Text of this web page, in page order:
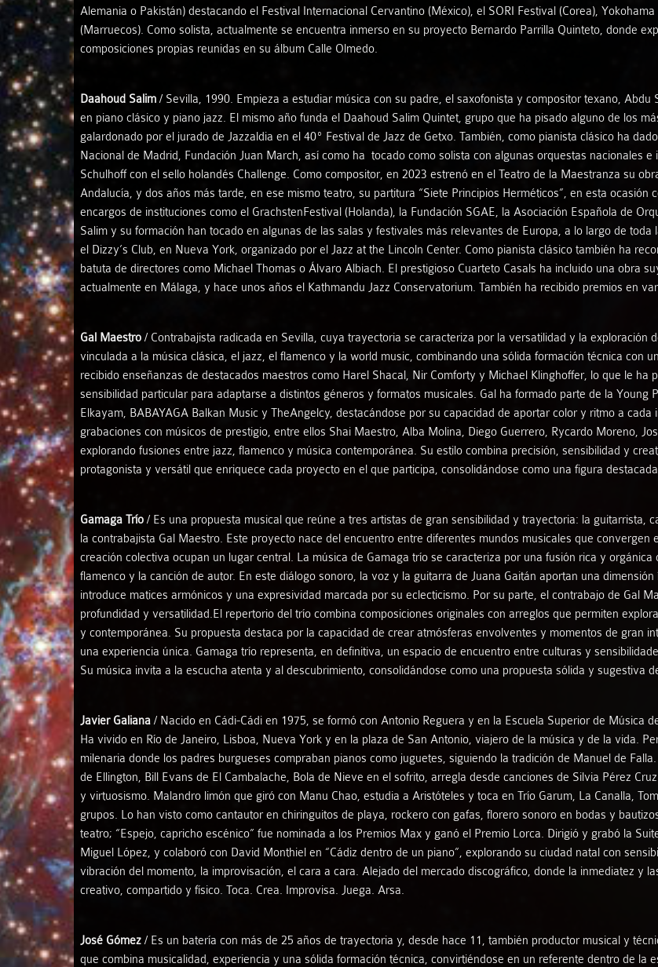
Gamaga Trío
Inés Alonso - Ariel Abramovich
Jesús Pineda
Kid Carlos Trío
Lluís Coloma
Luis González Garrido - Orlando Bass
Manu Brazo - Rosa Gavare
Manuel Imán
Mariví Blasco - Álex Pernas
Natalia Labourdette - José Antonio Domené
Pájaro Guitar Duo
Paula Ramírez - Manuel Navarro
Rafael Ruibérriz - Alberto Trujillo - Rafael Arjona
Rusted
Sephardica
Stolen Notes
Alemania o Pakistán) destacando el Festival Internacional Cervantino (México), el SORI Festival (Corea),
(Marruecos). Como solista, actualmente se encuentra inmerso en su proyecto Bernardo Parrilla Quinteto, donde
composiciones propias reunidas en su álbum Calle Olmedo.
Daahoud Salim / Sevilla, 1990. Empieza a estudiar música con su padre, el saxofonista y compositor texano,
en piano clásico y piano jazz. El mismo año funda el Daahoud Salim Quintet, grupo que ha pisado alguno de los
galardonado por el jurado de Jazzaldia en el 40º Festival de Jazz de Getxo. También, como pianista clásico ha
Nacional de Madrid, Fundación Juan March, así como ha tocado como solista con algunas orquestas nacionales
Schulhoff con el sello holandés Challenge. Como compositor, en 2023 estrenó en el Teatro de la Maestranza su
Andalucía, y dos años más tarde, en ese mismo teatro, su partitura “Siete Principios Herméticos”, en esta ocasión
encargos de instituciones como el GrachstenFestival (Holanda), la Fundación SGAE, la Asociación Española de
Salim y su formación han tocado en algunas de las salas y festivales más relevantes de Europa, a lo largo de
el Dizzy’s Club, en Nueva York, organizado por el Jazz at the Lincoln Center. Como pianista clásico también ha
batuta de directores como Michael Thomas o Álvaro Albiach. El prestigioso Cuarteto Casals ha incluido una obra
actualmente en Málaga, y hace unos años el Kathmandu Jazz Conservatorium. También ha recibido premios en
Gal Maestro / Contrabajista radicada en Sevilla, cuya trayectoria se caracteriza por la versatilidad y la exploración
vinculada a la música clásica, el jazz, el flamenco y la world music, combinando una sólida formación técnica con
recibido enseñanzas de destacados maestros como Harel Shacal, Nir Comforty y Michael Klinghoffer, lo que le
sensibilidad particular para adaptarse a distintos géneros y formatos musicales. Gal ha formado parte de la
Elkayam, BABAYAGA Balkan Music y TheAngelcy, destacándose por su capacidad de aportar color y ritmo a
grabaciones con músicos de prestigio, entre ellos Shai Maestro, Alba Molina, Diego Guerrero, Rycardo Moreno,
explorando fusiones entre jazz, flamenco y música contemporánea. Su estilo combina precisión, sensibilidad y
protagonista y versátil que enriquece cada proyecto en el que participa, consolidándose como una figura
Gamaga Trío / Es una propuesta musical que reúne a tres artistas de gran sensibilidad y trayectoria: la guitarrista,
la contrabajista Gal Maestro. Este proyecto nace del encuentro entre diferentes mundos musicales que
creación colectiva ocupan un lugar central. La música de Gamaga trío se caracteriza por una fusión rica y
flamenco y la canción de autor. En este diálogo sonoro, la voz y la guitarra de Juana Gaitán aportan una
introduce matices armónicos y una expresividad marcada por su eclecticismo. Por su parte, el contrabajo de Gal
profundidad y versatilidad.El repertorio del trío combina composiciones originales con arreglos que permiten
y contemporánea. Su propuesta destaca por la capacidad de crear atmósferas envolventes y momentos de gran
una experiencia única. Gamaga trío representa, en definitiva, un espacio de encuentro entre culturas y
Su música invita a la escucha atenta y al descubrimiento, consolidándose como una propuesta sólida y sugestiva
Javier Galiana / Nacido en Cádi-Cádi en 1975, se formó con Antonio Reguera y en la Escuela Superior de Música
Ha vivido en Río de Janeiro, Lisboa, Nueva York y en la plaza de San Antonio, viajero de la música y de la vida.
milenaria donde los padres burgueses compraban pianos como juguetes, siguiendo la tradición de Manuel de
de Ellington, Bill Evans de El Cambalache, Bola de Nieve en el sofrito, arregla desde canciones de Silvia Pérez
y virtuosismo. Malandro limón que giró con Manu Chao, estudia a Aristóteles y toca en Trío Garum, La Canalla,
grupos. Lo han visto como cantautor en chiringuitos de playa, rockero con gafas, florero sonoro en bodas y
teatro; “Espejo, capricho escénico” fue nominada a los Premios Max y ganó el Premio Lorca. Dirigió y grabó la
Miguel López, y colaboró con David Monthiel en “Cádiz dentro de un piano”, explorando su ciudad natal con
vibración del momento, la improvisación, el cara a cara. Alejado del mercado discográfico, donde la inmediatez y
creativo, compartido y físico. Toca. Crea. Improvisa. Juega. Arsa.
José Gómez / Es un batería con más de 25 años de trayectoria y, desde hace 11, también productor musical y
que combina musicalidad, experiencia y una sólida formación técnica, convirtiéndose en un referente dentro de la